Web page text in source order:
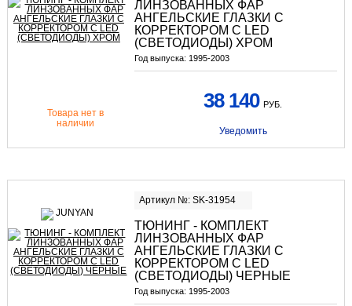
ЛИНЗОВАННЫХ ФАР
АНГЕЛЬСКИЕ ГЛАЗКИ С
КОРРЕКТОРОМ С LED
(СВЕТОДИОДЫ) ХРОМ
Год выпуска: 1995-2003
Товара нет в
наличии
38 140 РУБ.
Уведомить
Артикул №: SK-31954
ТЮНИНГ - КОМПЛЕКТ
ЛИНЗОВАННЫХ ФАР
АНГЕЛЬСКИЕ ГЛАЗКИ С
КОРРЕКТОРОМ С LED
(СВЕТОДИОДЫ) ЧЕРНЫЕ
Год выпуска: 1995-2003